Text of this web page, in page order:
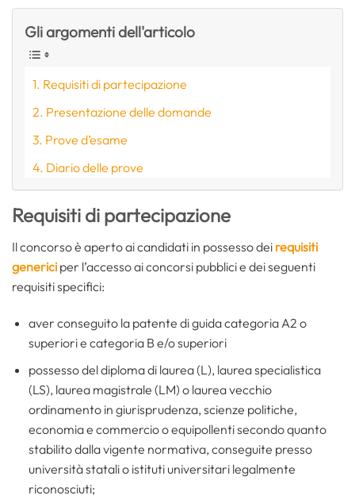
Gli argomenti dell'articolo
Requisiti di partecipazione
Presentazione delle domande
Prove d’esame
Diario delle prove
Requisiti di partecipazione
Il concorso è aperto ai candidati in possesso dei requisiti
generici per l’accesso ai concorsi pubblici e dei seguenti
requisiti specifici:
aver conseguito la patente di guida categoria A2 o
superiori e categoria B e/o superiori
possesso del diploma di laurea (L), laurea specialistica
(LS), laurea magistrale (LM) o laurea vecchio
ordinamento in giurisprudenza, scienze politiche,
economia e commercio o equipollenti secondo quanto
stabilito dalla vigente normativa, conseguite presso
università statali o istituti universitari legalmente
riconosciuti;